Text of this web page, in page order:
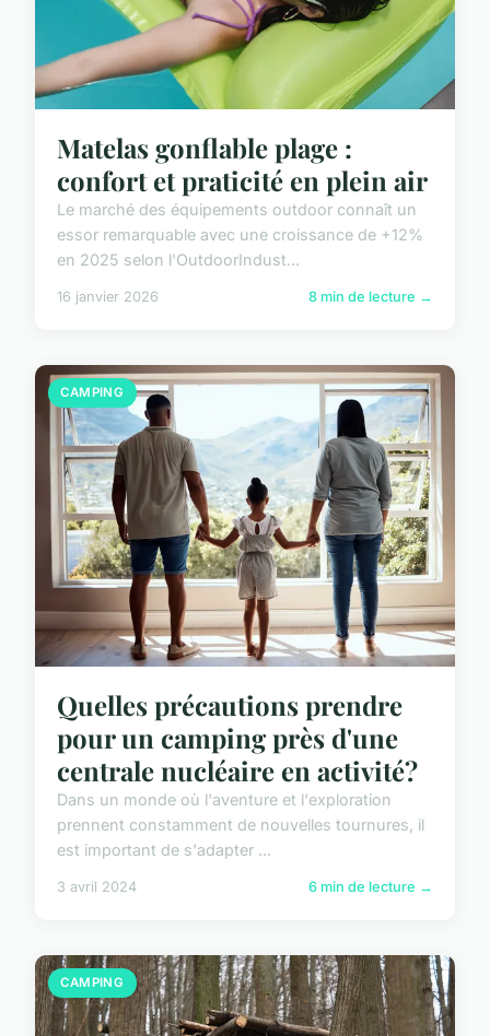
Matelas gonflable plage :
confort et praticité en plein air
Le marché des équipements outdoor connaît un
essor remarquable avec une croissance de +12%
en 2025 selon l'OutdoorIndust...
16 janvier 2026 8 min de lecture →
CAMPING
Quelles précautions prendre
pour un camping près d'une
centrale nucléaire en activité?
Dans un monde où l'aventure et l'exploration
prennent constamment de nouvelles tournures, il
est important de s'adapter ...
3 avril 2024 6 min de lecture →
CAMPING